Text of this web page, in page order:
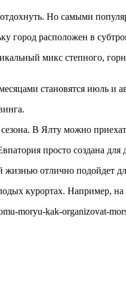
Но самыми
город расположен в
микс степного,
становятся июль и
В Ялту можно
просто создана для
отлично подойдет
курортах. Например,
moryu-kak-organizovat-